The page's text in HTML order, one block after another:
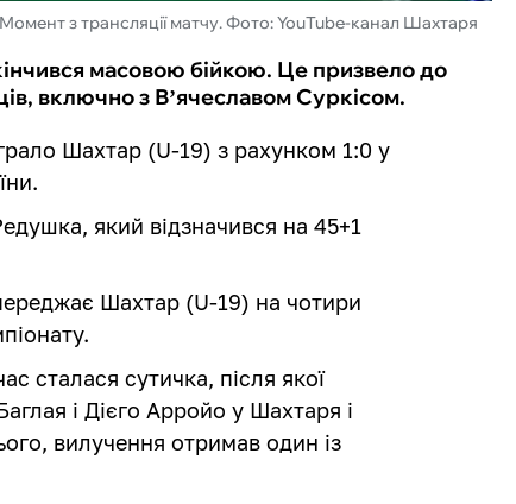
Момент з трансляції матчу. Фото: YouTube-канал Шахтаря
масовою бійкою. Це призвело до
включно з Вʼячеславом Суркісом.
Шахтар (U-19) з рахунком 1:0 у
який відзначився на 45+1
Шахтар (U-19) на чотири
сталася сутичка, після якої
і Дієго Арройо у Шахтаря і
вилучення отримав один із